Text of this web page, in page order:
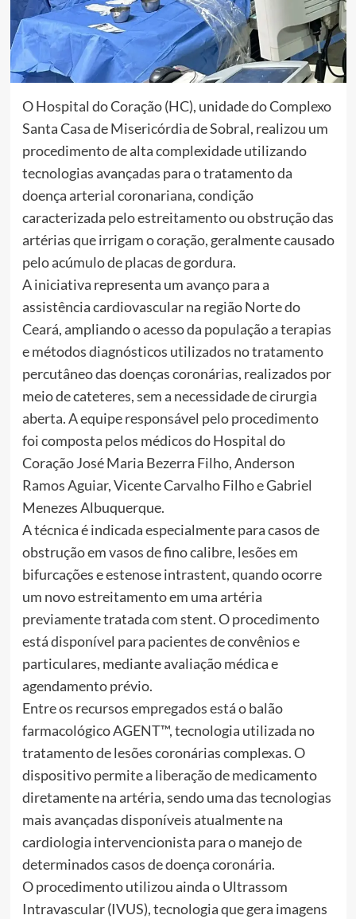
O Hospital do Coração (HC), unidade do Complexo
Santa Casa de Misericórdia de Sobral, realizou um
procedimento de alta complexidade utilizando
tecnologias avançadas para o tratamento da
doença arterial coronariana, condição
caracterizada pelo estreitamento ou obstrução das
artérias que irrigam o coração, geralmente causado
pelo acúmulo de placas de gordura.
A iniciativa representa um avanço para a
assistência cardiovascular na região Norte do
Ceará, ampliando o acesso da população a terapias
e métodos diagnósticos utilizados no tratamento
percutâneo das doenças coronárias, realizados por
meio de cateteres, sem a necessidade de cirurgia
aberta. A equipe responsável pelo procedimento
foi composta pelos médicos do Hospital do
Coração José Maria Bezerra Filho, Anderson
Ramos Aguiar, Vicente Carvalho Filho e Gabriel
Menezes Albuquerque.
A técnica é indicada especialmente para casos de
obstrução em vasos de fino calibre, lesões em
bifurcações e estenose intrastent, quando ocorre
um novo estreitamento em uma artéria
previamente tratada com stent. O procedimento
está disponível para pacientes de convênios e
particulares, mediante avaliação médica e
agendamento prévio.
Entre os recursos empregados está o balão
farmacológico AGENT™, tecnologia utilizada no
tratamento de lesões coronárias complexas. O
dispositivo permite a liberação de medicamento
diretamente na artéria, sendo uma das tecnologias
mais avançadas disponíveis atualmente na
cardiologia intervencionista para o manejo de
determinados casos de doença coronária.
O procedimento utilizou ainda o Ultrassom
Intravascular (IVUS), tecnologia que gera imagens